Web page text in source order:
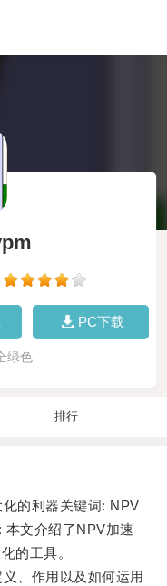
PC下载
绿色
排行
的利器关键词: NPV
本文介绍了NPV加速
的工具。
、作用以及如何运用